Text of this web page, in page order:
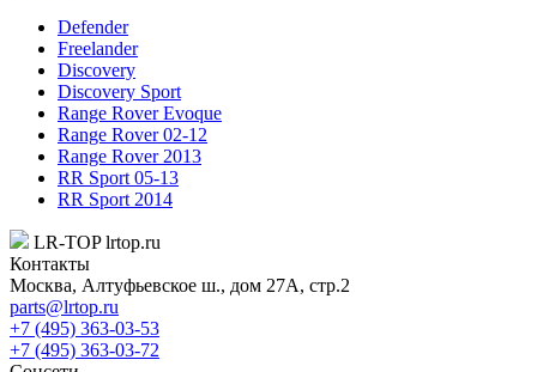
Defender
Freelander
Discovery
Discovery Sport
Range Rover Evoque
Range Rover 02-12
Range Rover 2013
RR Sport 05-13
RR Sport 2014
LR-TOP lrtop.ru
Контакты
Москва, Алтуфьевское ш., дом 27А, стр.2
parts@lrtop.ru
+7 (495) 363-03-53
+7 (495) 363-03-72